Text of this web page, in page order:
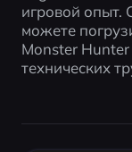
игровой опыт.
можете
Monster
технических